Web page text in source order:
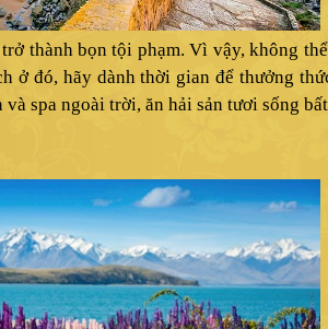
thành bọn tội phạm. Vì vậy, không
ở đó, hãy dành thời gian để thưởng
spa ngoài trời, ăn hải sản tươi sống